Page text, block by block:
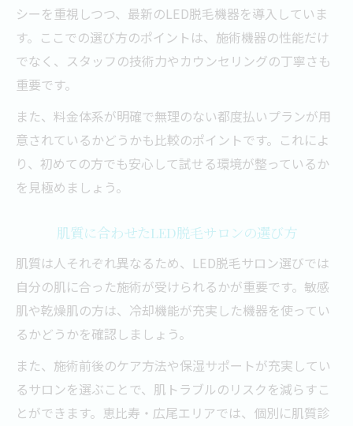
シーを重視しつつ、最新のLED脱毛機器を導入していま
す。ここでの選び方のポイントは、施術機器の性能だけ
でなく、スタッフの技術力やカウンセリングの丁寧さも
重要です。
また、料金体系が明確で無理のない都度払いプランが用
意されているかどうかも比較のポイントです。これによ
り、初めての方でも安心して試せる環境が整っているか
を見極めましょう。
肌質に合わせたLED脱毛サロンの選び方
肌質は人それぞれ異なるため、LED脱毛サロン選びでは
自分の肌に合った施術が受けられるかが重要です。敏感
肌や乾燥肌の方は、冷却機能が充実した機器を使ってい
るかどうかを確認しましょう。
また、施術前後のケア方法や保湿サポートが充実してい
るサロンを選ぶことで、肌トラブルのリスクを減らすこ
とができます。恵比寿・広尾エリアでは、個別に肌質診